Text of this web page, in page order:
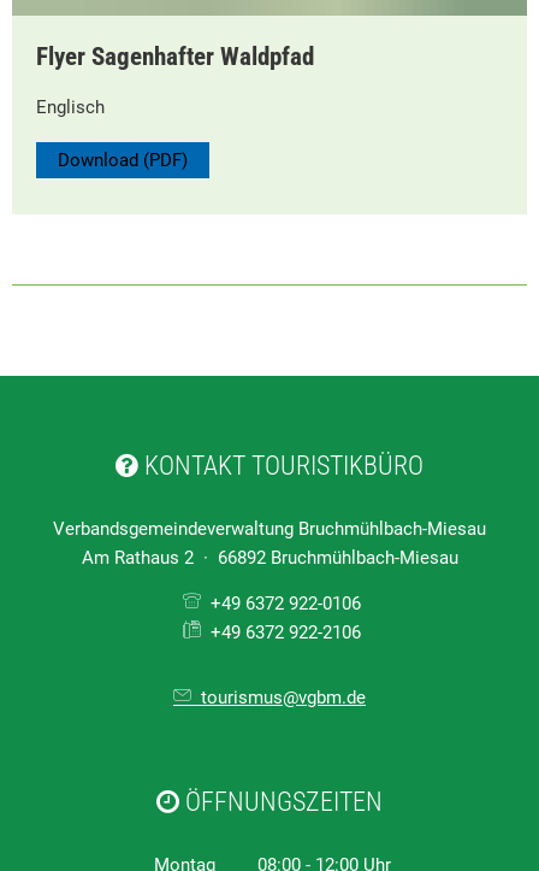
Flyer Sagenhafter Waldpfad
Englisch
Download (PDF)
KONTAKT TOURISTIKBÜRO
Verbandsgemeindeverwaltung Bruchmühlbach-Miesau
Am Rathaus 2 · 66892 Bruchmühlbach-Miesau
+49 6372 922-0106
+49 6372 922-2106
tourismus@vgbm.de
ÖFFNUNGSZEITEN
Montag 08:00- 12:00Uhr